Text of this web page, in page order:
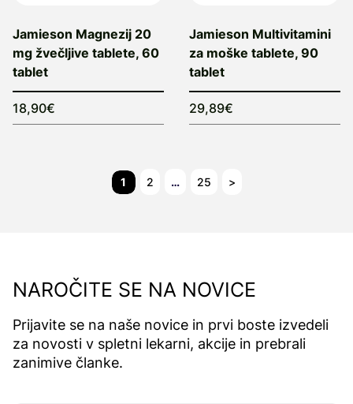
Jamieson Magnezij 20
mg žvečljive tablete, 60
tablet
18,90€
Jamieson Multivitamini
za moške tablete, 90
tablet
29,89€
1 2 … 25 >
NAROČITE SE NA NOVICE
Prijavite se na naše novice in prvi boste izvedeli
za novosti v spletni lekarni, akcije in prebrali
zanimive članke.